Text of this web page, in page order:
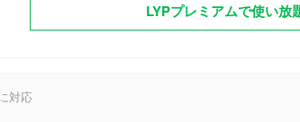
LYPプレミアムで使い放
対応